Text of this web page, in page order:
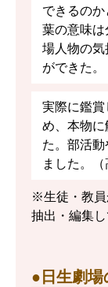
できるの
葉の意味
場人物の気
ができた。
実際に鑑賞
め、本物に
た。部活
ました。（
※生徒・教員
抽出・編集し
●日生劇場